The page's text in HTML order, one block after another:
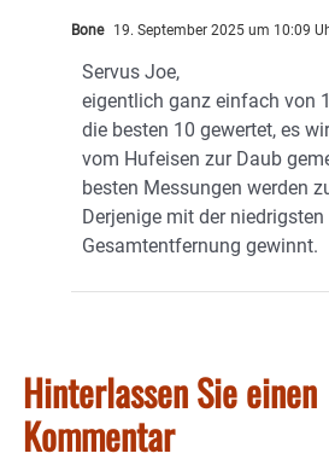
Bone 19. September 2025 um 10:09
Servus Joe,
eigentlich ganz einfach von
die besten 10 gewertet, es
vom Hufeisen zur Daub
besten Messungen werden
Derjenige mit der niedrigsten
Gesamtentfernung gewinnt.
Hinterlassen Sie einen
Kommentar